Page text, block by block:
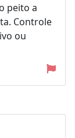
peito a
Controle
ou